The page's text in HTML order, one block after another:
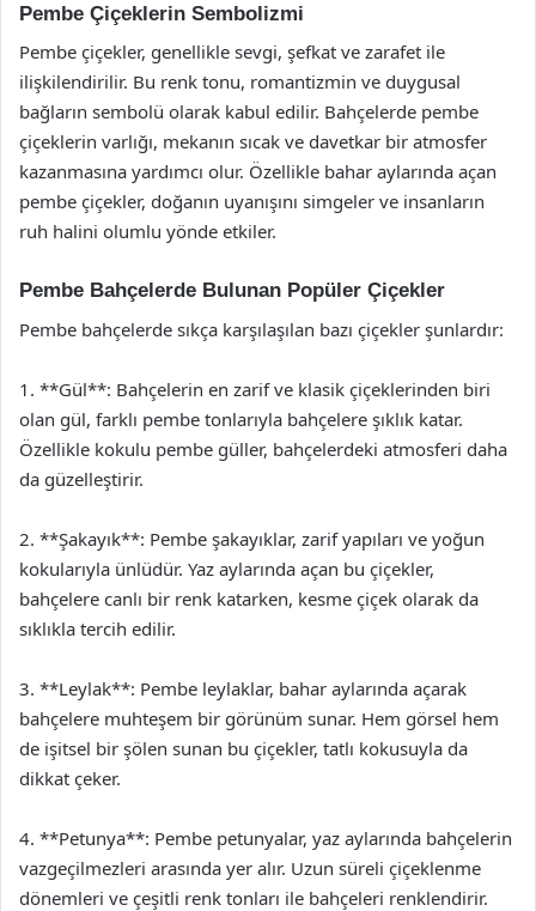
Pembe Çiçeklerin Sembolizmi
Pembe çiçekler, genellikle sevgi, şefkat ve zarafet ile
ilişkilendirilir. Bu renk tonu, romantizmin ve duygusal
bağların sembolü olarak kabul edilir. Bahçelerde pembe
çiçeklerin varlığı, mekanın sıcak ve davetkar bir atmosfer
kazanmasına yardımcı olur. Özellikle bahar aylarında açan
pembe çiçekler, doğanın uyanışını simgeler ve insanların
ruh halini olumlu yönde etkiler.
Pembe Bahçelerde Bulunan Popüler Çiçekler
Pembe bahçelerde sıkça karşılaşılan bazı çiçekler şunlardır:
1. **Gül**: Bahçelerin en zarif ve klasik çiçeklerinden biri
olan gül, farklı pembe tonlarıyla bahçelere şıklık katar.
Özellikle kokulu pembe güller, bahçelerdeki atmosferi daha
da güzelleştirir.
2. **Şakayık**: Pembe şakayıklar, zarif yapıları ve yoğun
kokularıyla ünlüdür. Yaz aylarında açan bu çiçekler,
bahçelere canlı bir renk katarken, kesme çiçek olarak da
sıklıkla tercih edilir.
3. **Leylak**: Pembe leylaklar, bahar aylarında açarak
bahçelere muhteşem bir görünüm sunar. Hem görsel hem
de işitsel bir şölen sunan bu çiçekler, tatlı kokusuyla da
dikkat çeker.
4. **Petunya**: Pembe petunyalar, yaz aylarında bahçelerin
vazgeçilmezleri arasında yer alır. Uzun süreli çiçeklenme
dönemleri ve çeşitli renk tonları ile bahçeleri renklendirir.